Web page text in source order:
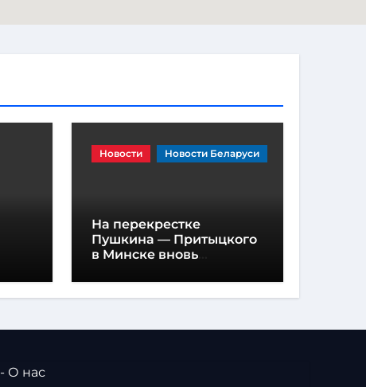
Новости Новости Беларуси
На перекрестке
Пушкина — Притыцкого
в Минске вновь
разметка
- О нас